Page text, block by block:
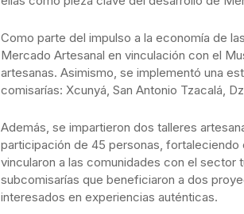
Como parte del impulso a la economía de
Mercado Artesanal en vinculación con el
artesanas. Asimismo, se implementó una
comisarías: Xcunyá, San Antonio Tzacalá,
Además, se impartieron dos talleres
participación de 45 personas, fortaleciendo
vincularon a las comunidades con el sector
subcomisarías que beneficiaron a dos
interesados en experiencias auténticas.